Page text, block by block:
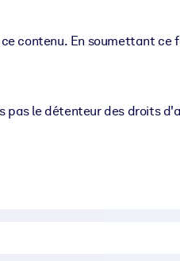
contenu. En soumettant
pas le détenteur des droits